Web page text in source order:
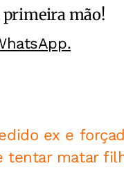
mão!
ex e
tentar matar